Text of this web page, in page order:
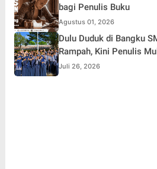
bagi Penulis Buku
Agustus 01, 2026
Dulu Duduk di Bangku
Rampah, Kini Penulis
Febryan Kembali
Menginspirasi Generasi
Juli 26, 2026